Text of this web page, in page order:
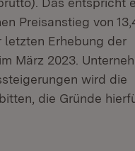
Preisanstieg von
letzten Erhebung der
März 2023.
wird die
die Gründe